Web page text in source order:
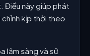
Điều này giúp phát
kịp thời theo
lâm sàng và sử